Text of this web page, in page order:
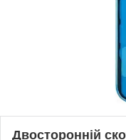
Двосторонній